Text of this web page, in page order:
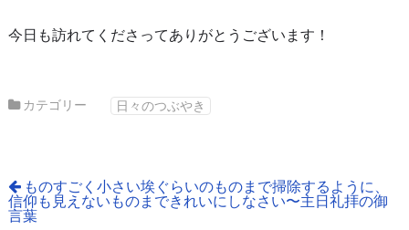
今日も訪れてくださってありがとうございます！
カテゴリー 日々のつぶやき
ものすごく小さい埃ぐらいのものまで掃除するように、
信仰も見えないものまできれいにしなさい〜主日礼拝の御
言葉